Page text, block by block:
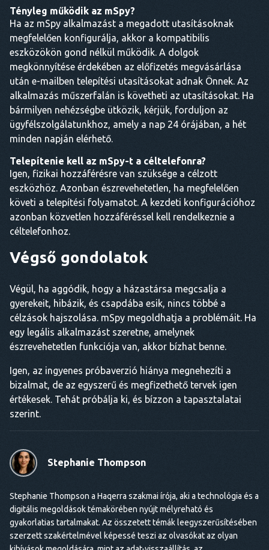
Tényleg működik az mSpy?
Ha az mSpy alkalmazást a megadott utasításoknak
megfelelően konfigurálja, akkor a kompatibilis
eszközökön gond nélkül működik. A dolgok
megkönnyítése érdekében az előfizetés megvásárlása
után e-mailben telepítési utasításokat adnak Önnek. Az
alkalmazás műszerfalán is követheti az utasításokat. Ha
bármilyen nehézségbe ütközik, kérjük, forduljon az
ügyfélszolgálatunkhoz, amely a nap 24 órájában, a hét
minden napján elérhető.
Telepítenie kell az mSpy-t a céltelefonra?
Igen, fizikai hozzáférésre van szüksége a célzott
eszközhöz. Azonban észrevehetetlen, ha megfelelően
követi a telepítési folyamatot. A kezdeti konfigurációhoz
azonban közvetlen hozzáféréssel kell rendelkeznie a
céltelefonhoz.
Végső gondolatok
Végül, ha aggódik, hogy a házastársa megcsalja a
gyerekeit, hibázik, és csapdába esik, nincs többé a
célzások hajszolása. mSpy megoldhatja a problémáit. Ha
egy legális alkalmazást szeretne, amelynek
észrevehetetlen funkciója van, akkor bízhat benne.
Igen, az ingyenes próbaverzió hiánya megnehezíti a
bizalmat, de az egyszerű és megfizethető tervek igen
értékesek. Tehát próbálja ki, és bízzon a tapasztalatai
szerint.
Stephanie Thompson
Stephanie Thompson a Haqerra szakmai írója, aki a technológia és a
digitális megoldások témakörében nyújt mélyreható és
gyakorlatias tartalmakat. Az összetett témák leegyszerűsítésében
szerzett szakértelmével képessé teszi az olvasókat az olyan